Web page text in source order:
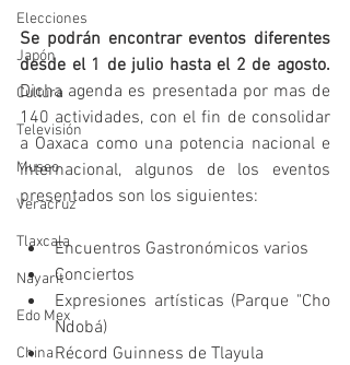
Elecciones
Japón
Cultura
Televisión
Museo
Veracruz
Tlaxcala
Nayarit
Edo Mex
China
Se podrán encontrar eventos diferentes
desde el 1 de julio hasta el 2 de agosto.
Dicha agenda es presentada por mas de
140 actividades, con el fin de consolidar
a Oaxaca como una potencia nacional e
internacional, algunos de los eventos
presentados son los siguientes:
Encuentros Gastronómicos varios
Conciertos
Expresiones artísticas (Parque "Cho
Ndobá)
Récord Guinness de Tlayula